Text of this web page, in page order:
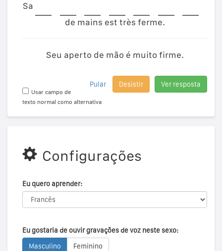
Sa
de mains est très ferme.
Seu aperto de mão é muito firme.
Ver resposta
Desistir
Pular
Usar campo de
texto normal como alternativa
Configurações
Eu quero aprender:
Eu gostaria de ouvir gravações de voz neste sexo:
Masculino
Feminino